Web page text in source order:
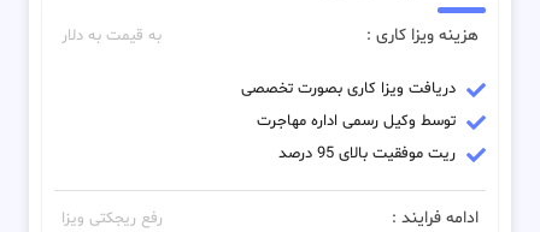
هزینه ویزا کاری : به قیمت به دلار
دریافت ویزا کاری بصورت تخصصی
توسط وکیل رسمی اداره مهاجرت
ریت موفقیت بالای 95 درصد
ادامه فرایند : رفع ریجکتی ویزا